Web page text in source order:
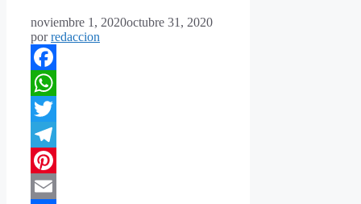
noviembre 1, 2020octubre 31, 2020
porredaccion
Facebook
WhatsApp
Twitter
Telegram
Pinterest